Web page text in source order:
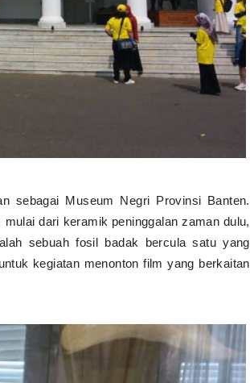
sebagai Museum Negri Provinsi Banten.
dari keramik peninggalan zaman dulu,
sebuah fosil badak bercula satu yang
kegiatan menonton film yang berkaitan